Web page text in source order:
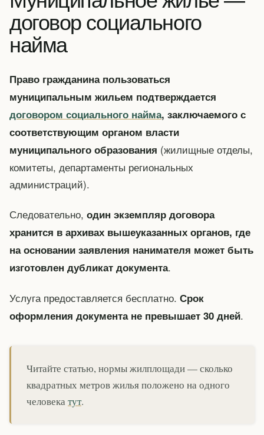
договор социального
найма
Право гражданина пользоваться
муниципальным жильем подтверждается
договором социального найма, заключаемого с
соответствующим органом власти
муниципального образования (жилищные отделы,
комитеты, департаменты региональных
администраций).
Следовательно, один экземпляр договора
хранится в архивах вышеуказанных органов, где
на основании заявления нанимателя может быть
изготовлен дубликат документа.
Услуга предоставляется бесплатно. Срок
оформления документа не превышает 30 дней.
Читайте статью, нормы жилплощади — сколько
квадратных метров жилья положено на одного
человека тут.